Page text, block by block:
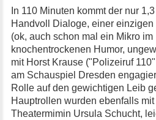
In 110 Minuten kommt der nur
Handvoll Dialoge, einer
(ok, auch schon mal ein Mikro
knochentrockenen Humor,
mit Horst Krause ("Polizeiruf
am Schauspiel Dresden
Rolle auf den gewichtigen Leib
Hauptrollen wurden ebenfalls
Theatermimin Ursula Schucht,